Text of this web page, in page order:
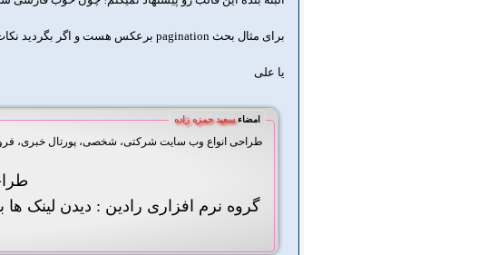
برای مثال بحث pagination برعکس هست و اگر بگردید نکات دیگری هم هست که با RTL همخونی نداره
یا علی
امضاءسعید حمزه زاده
طراحی انواع وب سایت شرکتی، شخصی، پورتال خبری،
گروه نرم افزاری رادین : دیدن لینک